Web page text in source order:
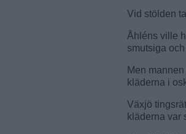
Vid stölden
Åhléns ville
smutsiga
Men
kläderna i
Växjö
kläderna var